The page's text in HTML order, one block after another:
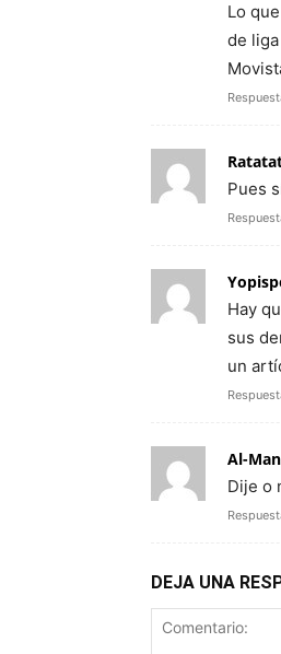
Lo
de
Pues
Hay
sus
un
Al-
Dije o
DEJA UNA